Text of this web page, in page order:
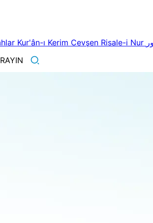
Kur'ân-ı Kerim Cevşen Risale-i Nur